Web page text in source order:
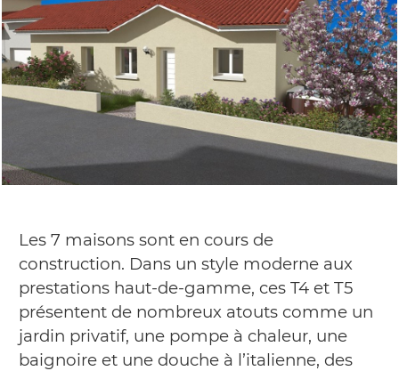
Les 7 maisons sont en cours de
construction. Dans un style moderne aux
prestations haut-de-gamme, ces T4 et T5
présentent de nombreux atouts comme un
jardin privatif, une pompe à chaleur, une
baignoire et une douche à l’italienne, des